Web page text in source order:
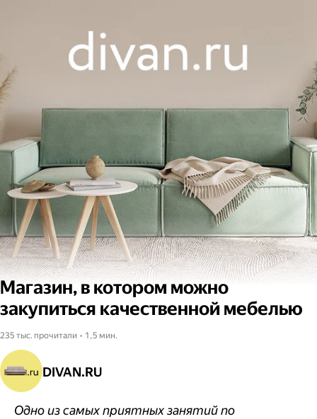
Магазин, в котором можно
закупиться качественной мебелью
235 тыс. прочитали • 1,5 мин.
DIVAN.RU
Одно из самых приятных занятий по